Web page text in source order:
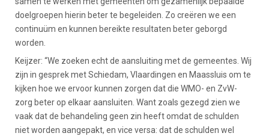
doelgroepen hierin beter te begeleiden. Zo creëren we een
continuüm en kunnen bereikte resultaten beter geborgd
worden.
Keijzer: “We zoeken echt de aansluiting met de gemeentes. Wij
zijn in gesprek met Schiedam, Vlaardingen en Maassluis om te
kijken hoe we ervoor kunnen zorgen dat die WMO- en ZvW-
zorg beter op elkaar aansluiten. Want zoals gezegd zien we
vaak dat de behandeling geen zin heeft omdat de schulden
niet worden aangepakt, en vice versa: dat de schulden wel